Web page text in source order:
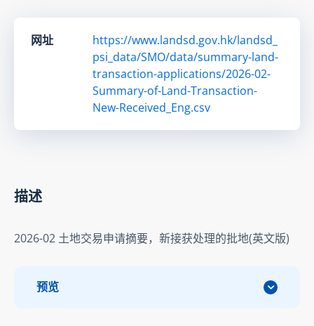
网址
https://www.landsd.gov.hk/landsd_
psi_data/SMO/data/summary-land-
transaction-applications/2026-02-
Summary-of-Land-Transaction-
New-Received_Eng.csv
描述
2026-02 土地交易申请摘要，新接获处理的批地(英文版)
预览